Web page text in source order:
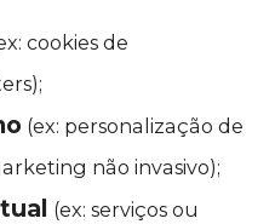
cookies de
(ex: personalização de
não invasivo);
(ex: serviços ou